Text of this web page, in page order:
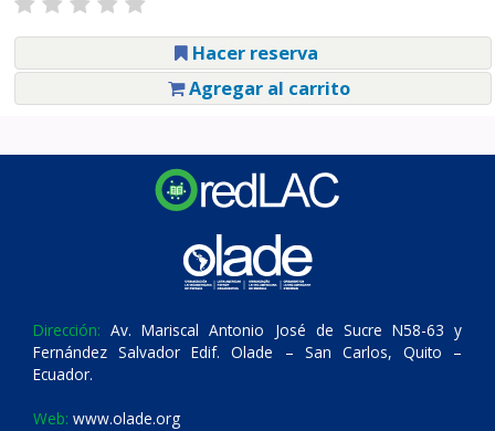
Hacer reserva
Agregar al carrito
Dirección: Av. Mariscal Antonio José de Sucre N58-63 y
Fernández Salvador Edif. Olade – San Carlos, Quito –
Ecuador.
Web: www.olade.org